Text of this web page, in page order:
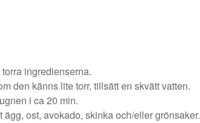
ingredienserna.
den känns lite torr, tillsätt en skvätt vatten.
i ca 20 min.
ost, avokado, skinka och/eller grönsaker.